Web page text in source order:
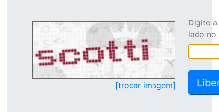
[trocar imagem]
Digite
lado no